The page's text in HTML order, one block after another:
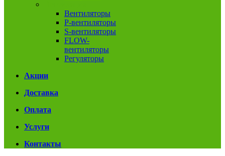
Вентиляторы
P-вентиляторы
S-вентиляторы
FLOW-
вентиляторы
Регуляторы
Акции
Доставка
Оплата
Услуги
Контакты